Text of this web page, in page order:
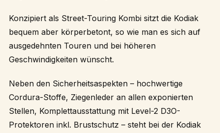
Konzipiert als Street-Touring Kombi sitzt die Kodiak
bequem aber körperbetont, so wie man es sich auf
ausgedehnten Touren und bei höheren
Geschwindigkeiten wünscht.
Neben den Sicherheitsaspekten – hochwertige
Cordura-Stoffe, Ziegenleder an allen exponierten
Stellen, Komplettausstattung mit Level-2 D3O-
Protektoren inkl. Brustschutz – steht bei der Kodiak